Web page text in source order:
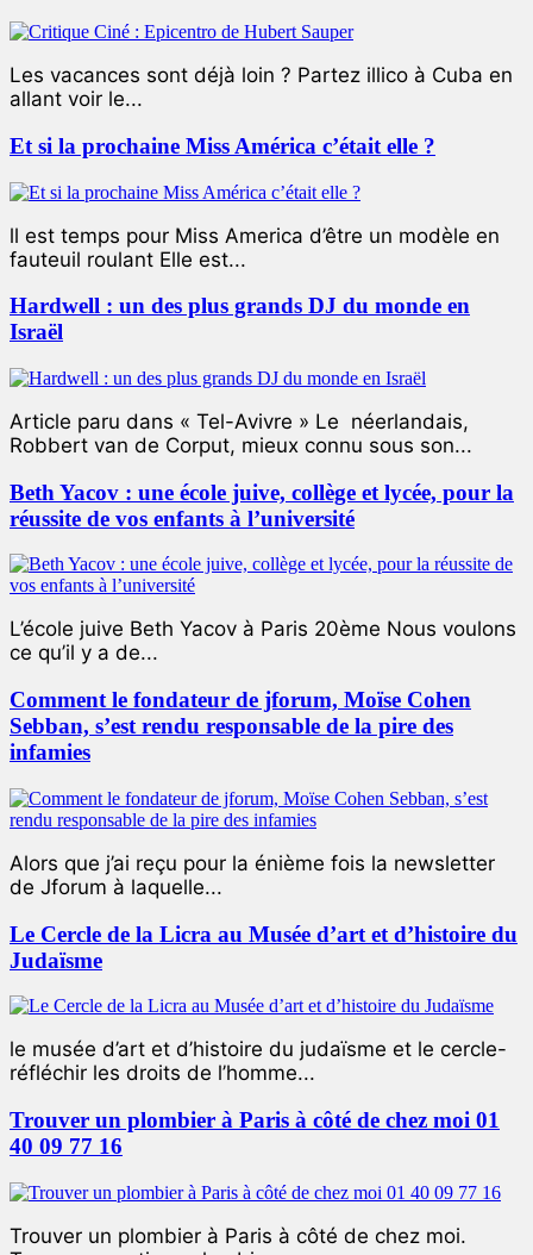
Les vacances sont déjà loin ? Partez illico à Cuba en
allant voir le...
Et si la prochaine Miss América c’était elle ?
ll est temps pour Miss America d’être un modèle en
fauteuil roulant Elle est...
Hardwell : un des plus grands DJ du monde en
Israël
Article paru dans « Tel-Avivre » Le néerlandais,
Robbert van de Corput, mieux connu sous son...
Beth Yacov : une école juive, collège et lycée, pour la
réussite de vos enfants à l’université
L’école juive Beth Yacov à Paris 20ème Nous voulons
ce qu’il y a de...
Comment le fondateur de jforum, Moïse Cohen
Sebban, s’est rendu responsable de la pire des
infamies
Alors que j’ai reçu pour la énième fois la newsletter
de Jforum à laquelle...
Le Cercle de la Licra au Musée d’art et d’histoire du
Judaïsme
le musée d’art et d’histoire du judaïsme et le cercle-
réfléchir les droits de l’homme...
Trouver un plombier à Paris à côté de chez moi 01
40 09 77 16
Trouver un plombier à Paris à côté de chez moi.